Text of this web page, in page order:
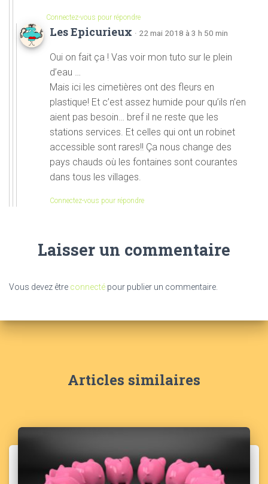
Connectez-vous pour répondre
Les Epicurieux · 22 mai 2018 à 3 h 50 min
Oui on fait ça ! Vas voir mon tuto sur le plein
d’eau …
Mais ici les cimetières ont des fleurs en
plastique! Et c’est assez humide pour qu’ils n’en
aient pas besoin… bref il ne reste que les
stations services. Et celles qui ont un robinet
accessible sont rares!! Ça nous change des
pays chauds où les fontaines sont courantes
dans tous les villages.
Connectez-vous pour répondre
Laisser un commentaire
Vous devez être connecté pour publier un commentaire.
Articles similaires